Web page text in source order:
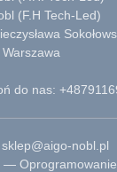
(F.H Tech-Led)
do nas:
nobl.pl